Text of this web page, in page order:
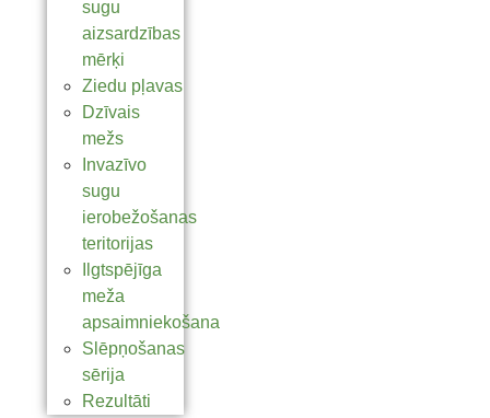
sugu
aizsardzības
mērķi
Ziedu pļavas
Dzīvais
mežs
Invazīvo
sugu
ierobežošanas
teritorijas
Ilgtspējīga
meža
apsaimniekošana
Slēpņošanas
sērija
Rezultāti